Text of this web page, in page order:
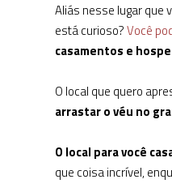
Aliás nesse lugar que
está curioso?Você
casamentos e
O local que quero
arrastar o véu no
O local para você
que coisa incrível,